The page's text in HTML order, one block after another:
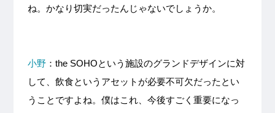
ね。かなり切実だったんじゃないでしょうか。
小野：the SOHOという施設のグランドデザインに対
して、飲食というアセットが必要不可欠だったとい
うことですよね。僕はこれ、今後すごく重要になっ